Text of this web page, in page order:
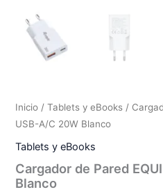
Inicio /Tablets y eBooks /
USB-A/C 20W Blanco
Tablets y eBooks
Cargador de Pared
Blanco